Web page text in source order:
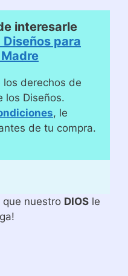
interesarle
para
los derechos de
los Diseños.
, le
de tu compra.
que nuestro DIOSle